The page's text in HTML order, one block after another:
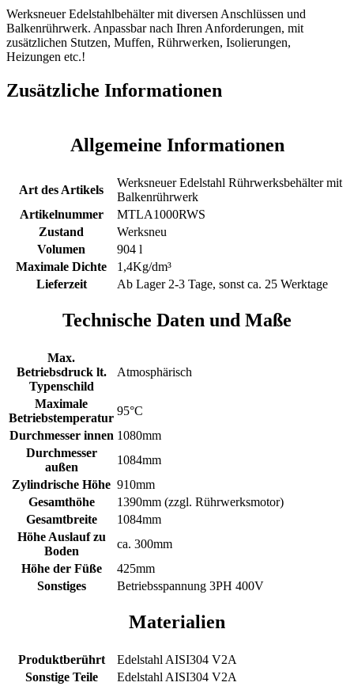
Werksneuer Edelstahlbehälter mit diversen Anschlüssen und
Balkenrührwerk. Anpassbar nach Ihren Anforderungen, mit
zusätzlichen Stutzen, Muffen, Rührwerken, Isolierungen,
Heizungen etc.!
Zusätzliche Informationen
Allgemeine Informationen
Art des Artikels
Werksneuer Edelstahl Rührwerksbehälter mit
Balkenrührwerk
Artikelnummer
MTLA1000RWS
Zustand
Werksneu
Volumen
904 l
Maximale Dichte
1,4Kg/dm³
Lieferzeit
Ab Lager 2-3 Tage, sonst ca. 25 Werktage
Technische Daten und Maße
Max.
Betriebsdruck lt.
Typenschild
Atmosphärisch
Maximale
Betriebstemperatur
95°C
Durchmesser innen 1080mm
Durchmesser
außen
1084mm
Zylindrische Höhe 910mm
Gesamthöhe
1390mm (zzgl. Rührwerksmotor)
Gesamtbreite
1084mm
Höhe Auslauf zu
Boden
ca. 300mm
Höhe der Füße
425mm
Sonstiges
Betriebsspannung 3PH 400V
Materialien
Produktberührt
Edelstahl AISI304 V2A
Sonstige Teile
Edelstahl AISI304 V2A